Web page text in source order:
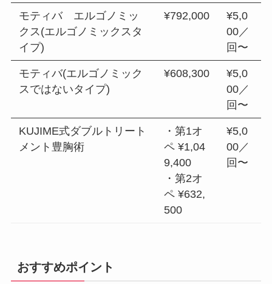
モティバ エルゴノミッ
クス(エルゴノミックスタ
イプ)
¥792,000
¥5,0
00／
回〜
モティバ(エルゴノミック
スではないタイプ)
¥608,300
¥5,0
00／
回〜
KUJIME式ダブルトリート
メント豊胸術
・第1オ
ペ ¥1,04
9,400
・第2オ
ペ ¥632,
500
¥5,0
00／
回〜
おすすめポイント